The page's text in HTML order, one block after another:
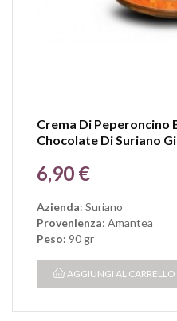
Crema Di Peperoncino
Chocolate Di Suriano
Prezzo
6,90 €
Azienda: Suriano
Provenienza: Amantea
Peso: 90 gr
AGGIUNGI AL CARRELLO